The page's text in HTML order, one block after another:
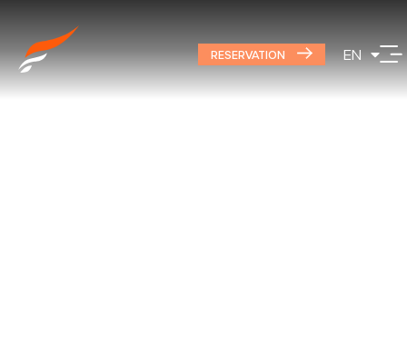
RESERVATION EN
PL